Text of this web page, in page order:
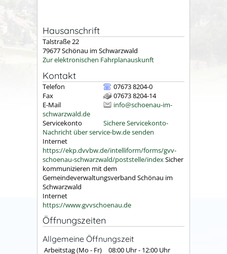
Hausanschrift
Talstraße 22
79677Schönau im Schwarzwald
Zur elektronischen Fahrplanauskunft
Kontakt
Telefon
07673 8204-0
Fax
07673 8204-14
E-Mail
info@schoenau-im-
schwarzwald.de
Servicekonto
Sichere Servicekonto-
Nachricht über service-bw.de senden
Internet
https://ekp.dvvbw.de/intelliform/forms/gvv-
schoenau-schwarzwald/poststelle/indexSicher
kommunizieren mit dem
Gemeindeverwaltungsverband Schönau im
Schwarzwald
Internet
https://www.gvvschoenau.de
Öffnungszeiten
Allgemeine Öffnungszeit
Arbeitstag (Mo - Fr) 08:00 Uhr- 12:00 Uhr